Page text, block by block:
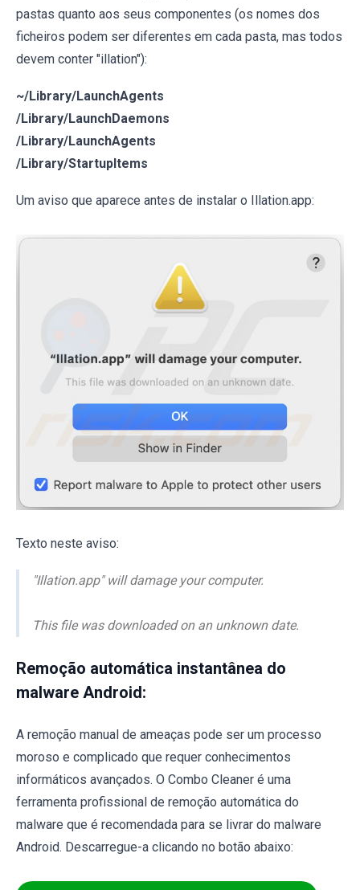
pastas quanto aos seus componentes (os nomes dos
ficheiros podem ser diferentes em cada pasta, mas todos
devem conter "illation"):
~/Library/LaunchAgents
/Library/LaunchDaemons
/Library/LaunchAgents
/Library/StartupItems
Um aviso que aparece antes de instalar o Illation.app:
Texto neste aviso:
"Illation.app" will damage your computer.
This file was downloaded on an unknown date.
Remoção automática instantânea do
malware Android:
A remoção manual de ameaças pode ser um processo
moroso e complicado que requer conhecimentos
informáticos avançados. O Combo Cleaner é uma
ferramenta profissional de remoção automática do
malware que é recomendada para se livrar do malware
Android. Descarregue-a clicando no botão abaixo: